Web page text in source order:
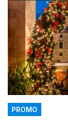
PROMO